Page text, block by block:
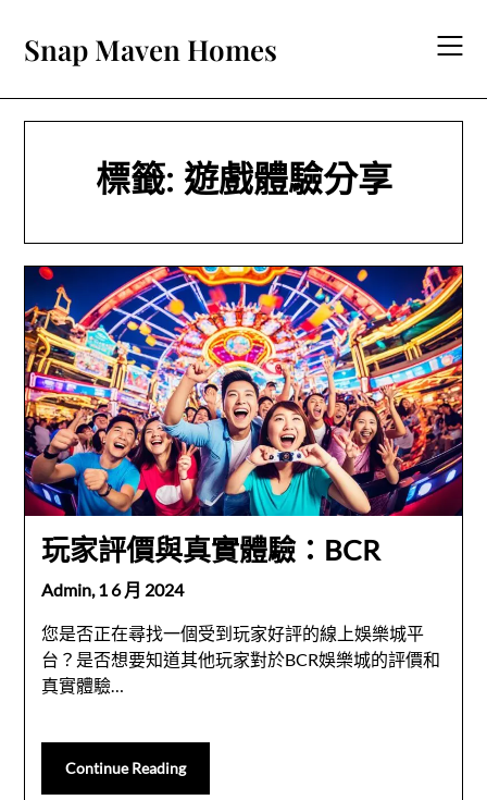
content
Snap Maven Homes
標籤: 遊戲體驗分享
玩家評價與真實體驗：BCR
Admin,1 6 月 2024
您是否正在尋找一個受到玩家好評的線上娛樂城平
台？是否想要知道其他玩家對於BCR娛樂城的評價和
真實體驗…
Continue Reading